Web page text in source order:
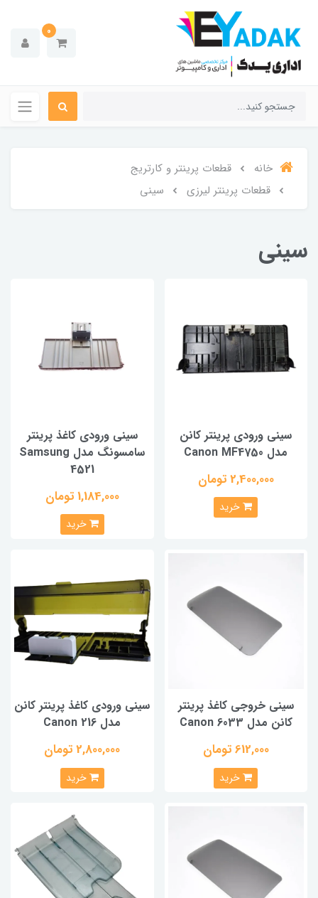
0
خانه
قطعات پرینتر و کارتریج
قطعات پرینتر لیرزی
سینی
سینی
سینی ورودی پرینتر کانن
مدل Canon MF4750
2,400,000 تومان
خرید
سینی ورودی کاغذ پرینتر
سامسونگ مدل Samsung
4521
1,184,000 تومان
خرید
سینی خروجی کاغذ پرینتر
کانن مدل Canon 6033
612,000 تومان
خرید
سینی ورودی کاغذ پرینتر کانن
مدل Canon 216
2,800,000 تومان
خرید